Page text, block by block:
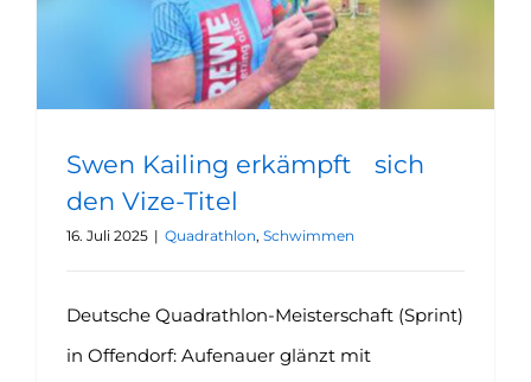
Swen Kailing erkämpft sich
den Vize-Titel
16. Juli 2025 | Quadrathlon, Schwimmen
Deutsche Quadrathlon-Meisterschaft (Sprint)
in Offendorf: Aufenauer glänzt mit